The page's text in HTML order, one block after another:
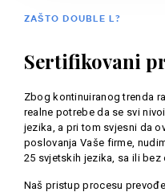
ZAŠTO DOUBLE L?
Sertifikovani
Zbog kontinuiranog trenda
realne potrebe da se svi
jezika, a pri tom svjesni da
poslovanja Vaše firme,
25 svjetskih jezika, sa ili bez
Naš pristup procesu